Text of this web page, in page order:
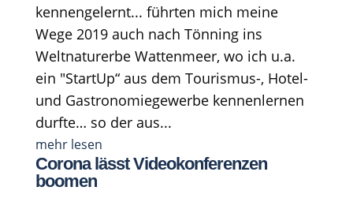
kennengelernt... führten mich meine
Wege 2019 auch nach Tönning ins
Weltnaturerbe Wattenmeer, wo ich u.a.
ein "StartUp“ aus dem Tourismus-, Hotel-
und Gastronomiegewerbe kennenlernen
durfte… so der aus...
mehr lesen
Corona lässt Videokonferenzen
boomen